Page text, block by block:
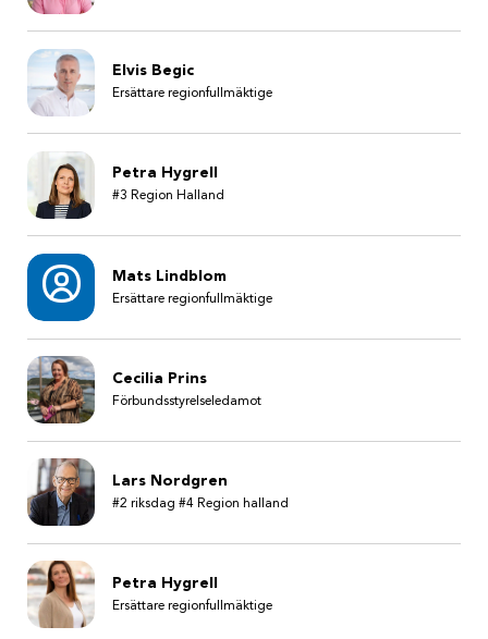
Elvis Begic
Ersättare regionfullmäktige
Petra Hygrell
#3 Region Halland
Mats Lindblom
Ersättare regionfullmäktige
Cecilia Prins
Förbundsstyrelseledamot
Lars Nordgren
#2 riksdag #4 Region halland
Petra Hygrell
Ersättare regionfullmäktige